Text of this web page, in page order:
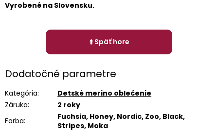
Vyrobené na Slovensku.
⬆️ Späť hore
Dodatočné parametre
Kategória:
Detské merino oblečenie
Záruka:
2 roky
Farba:
Fuchsia, Honey, Nordic, Zoo, Black,
Stripes, Moka